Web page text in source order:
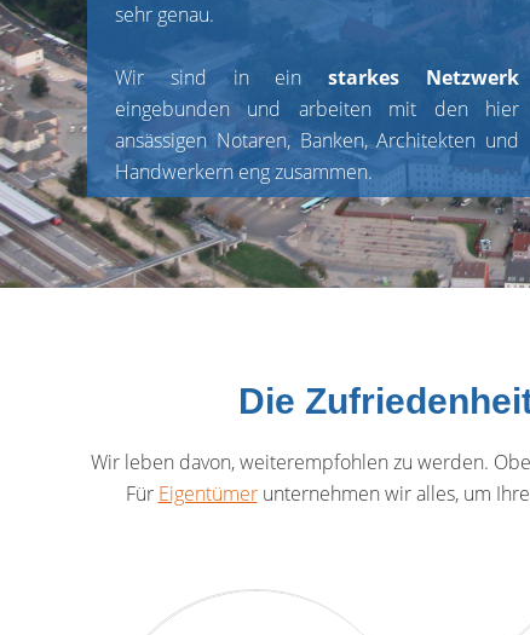
sehr genau.
Wir sind in einstarkes Netzwerk
eingebunden und arbeiten mit den hier
ansässigen Notaren, Banken, Architekten und
Handwerkern eng zusammen.
Die
Wir leben davon, weiterempfohlen zu werden.
Für Eigentümerunternehmen wir alles, um